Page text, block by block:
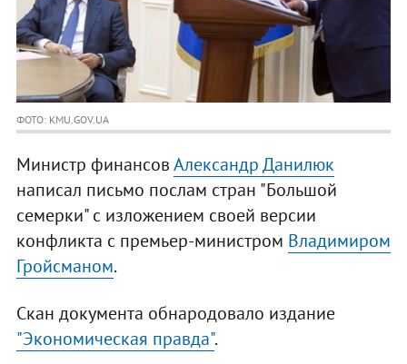
ФОТО: KMU.GOV.UA
Министр финансовАлександр Данилюк
написал письмо послам стран "Большой
семерки" с изложением своей версии
конфликта с премьер-министром Владимиром
Гройсманом.
Скан документа обнародовало издание
"Экономическая правда".